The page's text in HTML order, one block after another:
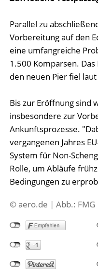
Parallel zu
Vorbereitung auf den
eine umfangreiche
1.500 Komparsen.
den neuen Pier fiel
Bis zur Eröffnung sind
insbesondere zur
Ankunftsprozesse.
vergangenen Jahres
System für Non-
Rolle, um Abläufe
Bedingungen zu
© aero.de | Abb.: